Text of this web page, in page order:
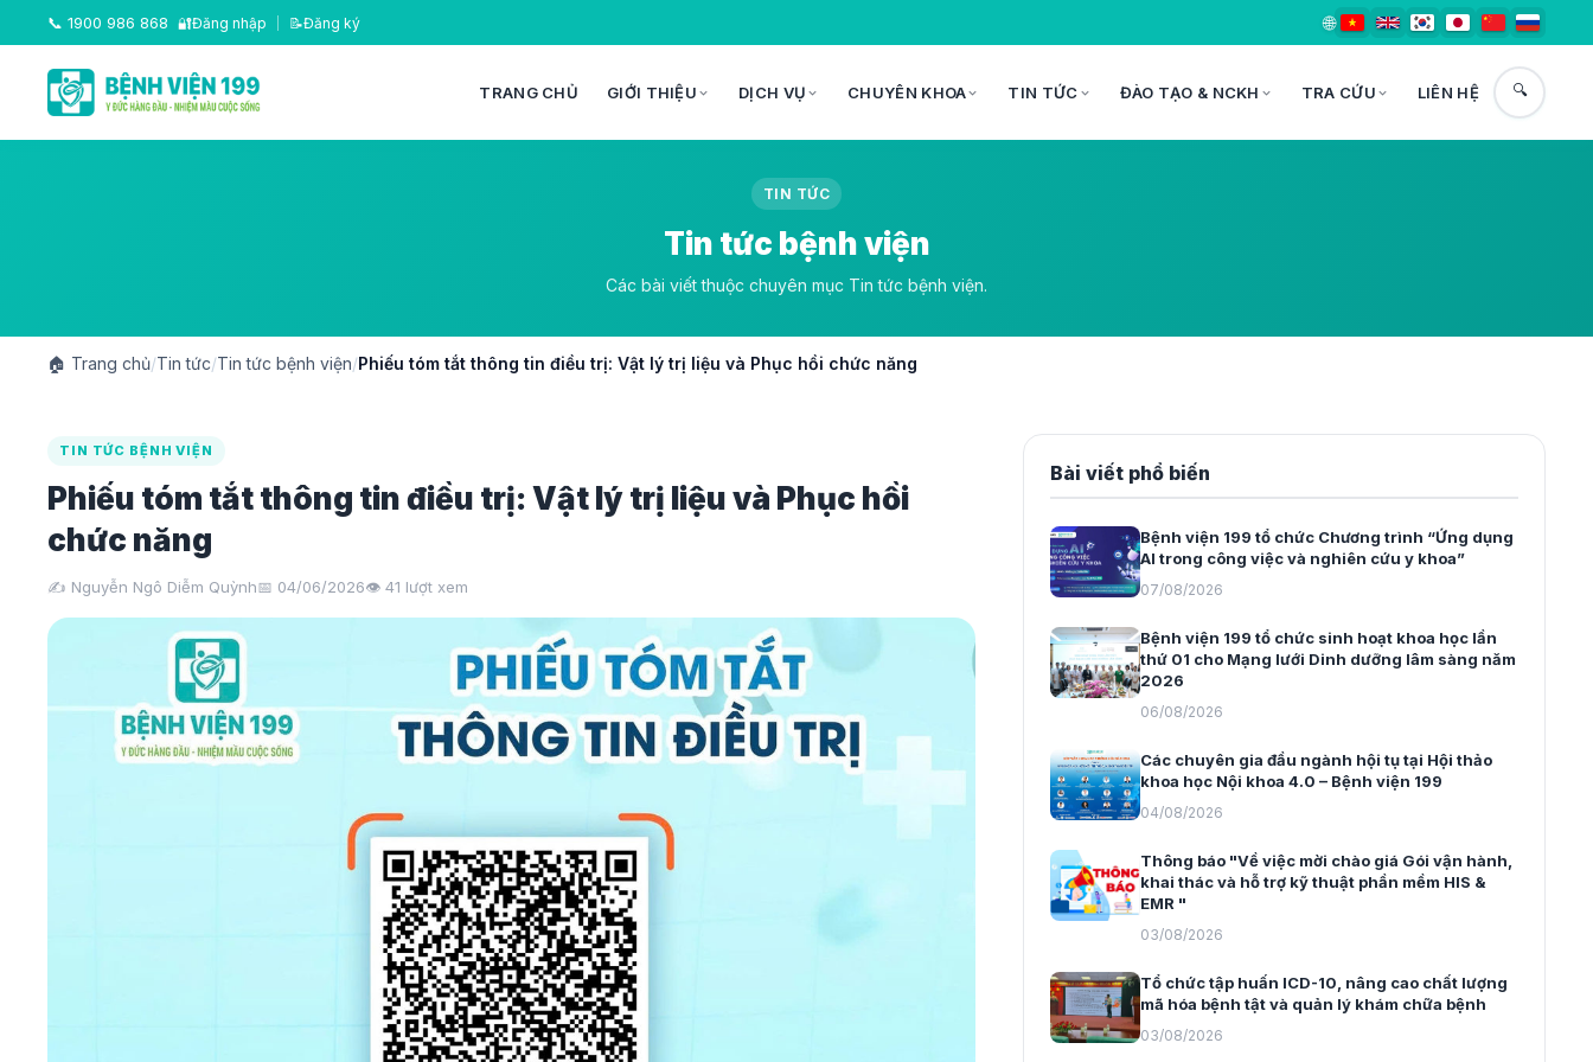
📞 1900 986 868 🔐Đăng nhập 📝Đăng ký 🌐
TRANG CHỦ GIỚI THIỆU DỊCH VỤ CHUYÊN KHOA TIN TỨC ĐÀO TẠO & NCKH TRA CỨU LIÊN HỆ 🔍
TIN TỨC
Tin tức bệnh viện
Các bài viết thuộc chuyên mục Tin tức bệnh viện.
🏠 Trang chủ/Tin tức/Tin tức bệnh viện/Phiếu tóm tắt thông tin điều trị: Vật lý trị liệu và Phục hồi chức năng
TIN TỨC BỆNH VIỆN
Phiếu tóm tắt thông tin điều trị: Vật lý trị liệu và Phục hồi
chức năng
✍️ Nguyễn Ngô Diễm Quỳnh📅 04/06/2026👁️ 41 lượt xem
Bài viết phổ biến
Bệnh viện 199 tổ chức Chương trình “Ứng dụng
AI trong công việc và nghiên cứu y khoa”
07/08/2026
Bệnh viện 199 tổ chức sinh hoạt khoa học lần
thứ 01 cho Mạng lưới Dinh dưỡng lâm sàng năm
2026
06/08/2026
Các chuyên gia đầu ngành hội tụ tại Hội thảo
khoa học Nội khoa 4.0 – Bệnh viện 199
04/08/2026
Thông báo "Về việc mời chào giá Gói vận hành,
khai thác và hỗ trợ kỹ thuật phần mềm HIS &
EMR "
03/08/2026
Tổ chức tập huấn ICD-10, nâng cao chất lượng
mã hóa bệnh tật và quản lý khám chữa bệnh
03/08/2026